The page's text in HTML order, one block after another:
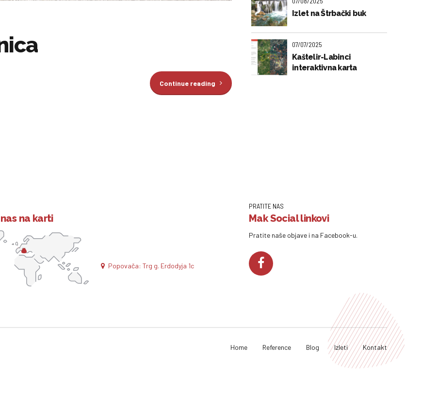
Continue reading
Izlet na Štrbački buk
07/07/2025
Kaštelir-Labinci
interaktivna karta
na karti
Popovača: Trg g. Erdodyja 1c
PRATITE NAS
Mak Social linkovi
Pratite naše objave i na Facebook-u.
Home Reference Blog Izleti Kontakt